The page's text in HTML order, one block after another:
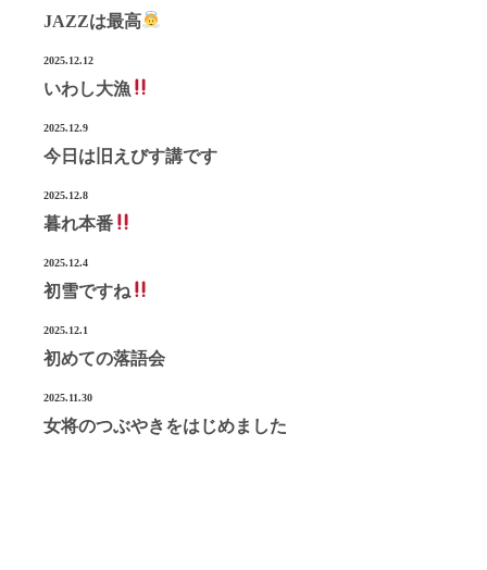
JAZZは最高
2025.12.12
いわし大漁
2025.12.9
今日は旧えびす講です
2025.12.8
暮れ本番
2025.12.4
初雪ですね
2025.12.1
初めての落語会
2025.11.30
女将のつぶやきをはじめました